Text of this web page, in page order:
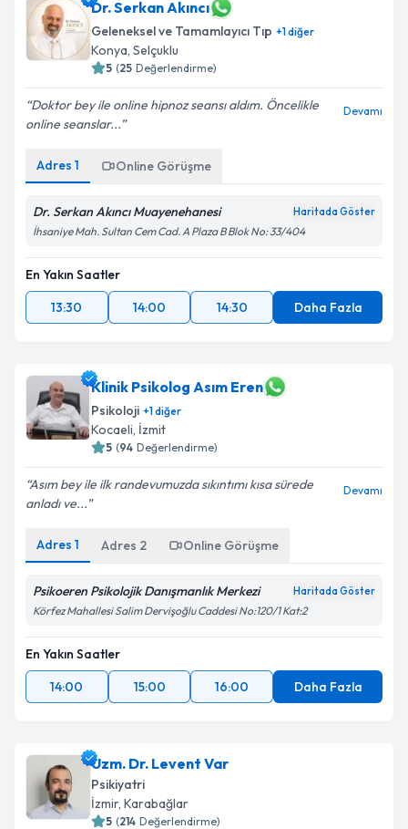
Dr. Serkan Akıncı
Geleneksel ve Tamamlayıcı Tıp +1diğer
Konya, Selçuklu
5 (25 Değerlendirme)
Doktor bey ile online hipnoz seansı aldım. Öncelikle
online seanslar...
Devamı
Adres 1 Online Görüşme
Dr. Serkan Akıncı Muayenehanesi Haritada Göster
İhsaniye Mah. Sultan Cem Cad. A Plaza B Blok No: 33/404
En Yakın Saatler
13:30
14:00 14:30 Daha Fazla
Klinik Psikolog Asım Eren
Psikoloji +1diğer
Kocaeli, İzmit
5 (94 Değerlendirme)
Asım bey ile ilk randevumuzda sıkıntımı kısa sürede
anladı ve...
Devamı
Adres 1 Adres 2 Online Görüşme
Psikoeren Psikolojik Danışmanlık Merkezi Haritada Göster
Körfez Mahallesi Salim Dervişoğlu Caddesi No:120/1 Kat:2
En Yakın Saatler
14:00
15:00 16:00 Daha Fazla
Uzm. Dr. Levent Var
Psikiyatri
İzmir, Karabağlar
5 (214 Değerlendirme)